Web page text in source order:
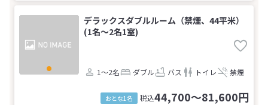
デラックスダブルルーム（禁煙、44平米）
(1名～2名1室)
1～2名 ダブル バス トイレ 禁煙
おとな1名 税込44,700～81,600円